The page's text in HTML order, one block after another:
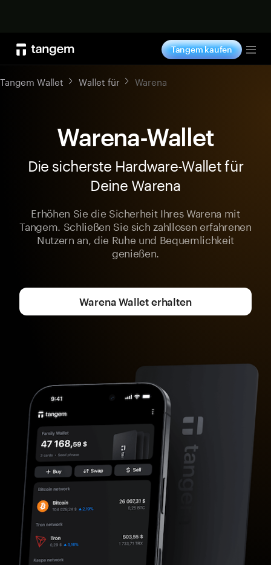
Tangem kaufen
Tangem Wallet Wallet für Warena
Warena-Wallet
Die sicherste Hardware-Wallet für
Deine Warena
Erhöhen Sie die Sicherheit Ihres Warena mit
Tangem. Schließen Sie sich zahllosen erfahrenen
Nutzern an, die Ruhe und Bequemlichkeit
genießen.
Warena Wallet erhalten